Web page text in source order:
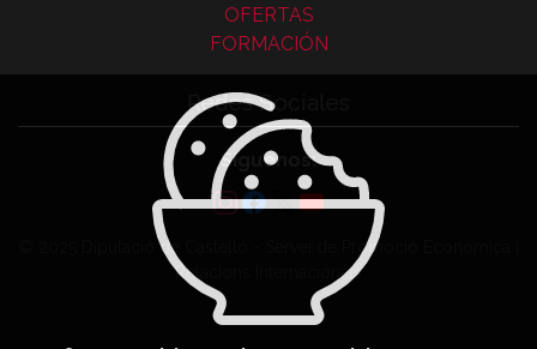
OFERTAS
FORMACIÓN
Redes Sociales
Síguenos:
© 2025 Diputació de Castelló - Servei de Promoció Econòmica i
Relacions Internacionals